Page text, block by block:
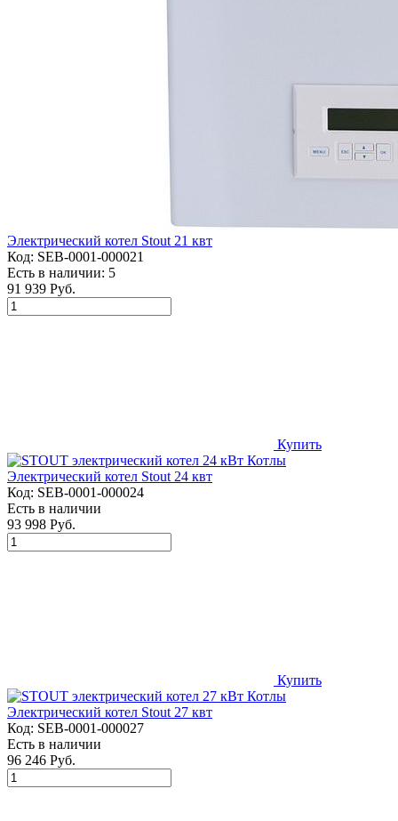
Электрический котел Stout 21 квт
Код: SEB-0001-000021
Есть в наличии: 5
91 939 Руб.
Купить
Электрический котел Stout 24 квт
Код: SEB-0001-000024
Есть в наличии
93 998 Руб.
Купить
Электрический котел Stout 27 квт
Код: SEB-0001-000027
Есть в наличии
96 246 Руб.